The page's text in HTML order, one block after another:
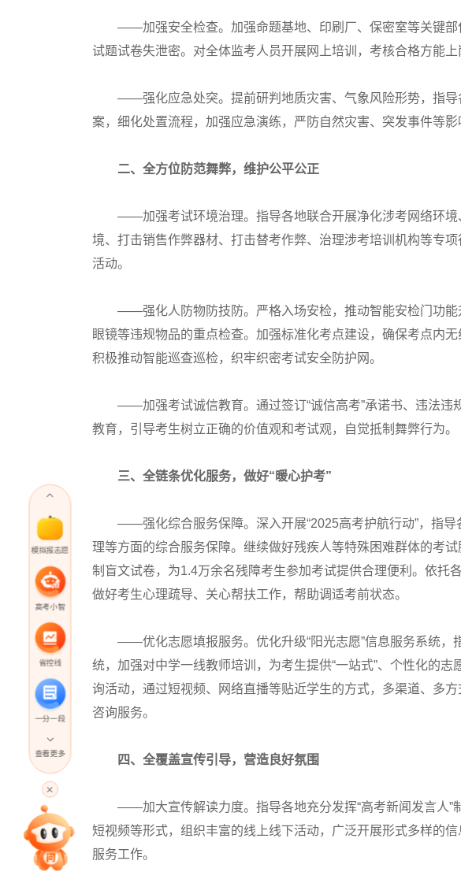
——加强安全检查。加强命题基地、印刷厂、保密室等关键部
试题试卷失泄密。对全体监考人员开展网上培训，考核合格方能上
——强化应急处突。提前研判地质灾害、气象风险形势，指导
案，细化处置流程，加强应急演练，严防自然灾害、突发事件等影
二、全方位防范舞弊，维护公平公正
——加强考试环境治理。指导各地联合开展净化涉考网络环境
境、打击销售作弊器材、打击替考作弊、治理涉考培训机构等专
活动。
——强化人防物防技防。严格入场安检，推动智能安检门功能
眼镜等违规物品的重点检查。加强标准化考点建设，确保考点内
积极推动智能巡查巡检，织牢织密考试安全防护网。
——加强考试诚信教育。通过签订“诚信高考”承诺书、违法违
教育，引导考生树立正确的价值观和考试观，自觉抵制舞弊行为。
三、全链条优化服务，做好“暖心护考”
——强化综合服务保障。深入开展“2025高考护航行动”，指导
理等方面的综合服务保障。继续做好残疾人等特殊困难群体的考
制盲文试卷，为1.4万余名残障考生参加考试提供合理便利。依托
做好考生心理疏导、关心帮扶工作，帮助调适考前状态。
——优化志愿填报服务。优化升级“阳光志愿”信息服务系统，
统，加强对中学一线教师培训，为考生提供“一站式”、个性化的
询活动，通过短视频、网络直播等贴近学生的方式，多渠道、多
咨询服务。
四、全覆盖宣传引导，营造良好氛围
——加大宣传解读力度。指导各地充分发挥“高考新闻发言人”制
短视频等形式，组织丰富的线上线下活动，广泛开展形式多样的
服务工作。
模拟报志愿
高考小智
省控线
一分一段
高考直播
专家指导课
查看更多